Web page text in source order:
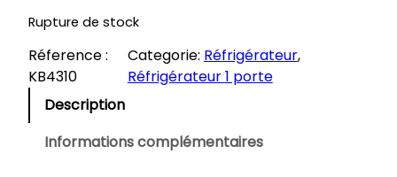
Rupture de stock
Réference :
KB4310
Categorie: Réfrigérateur,
Réfrigérateur 1 porte
Description
Informations complémentaires